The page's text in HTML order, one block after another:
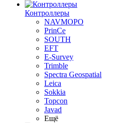
Контроллеры
NAVMOPO
PrinCe
SOUTH
EFT
E-Survey
Trimble
Spectra Geospatial
Leica
Sokkia
Topcon
Javad
Ещё